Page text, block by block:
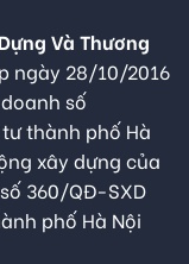
Và Thương
ngày 28/10/2016
số
thành phố Hà
xây dựng của
360/QĐ-SXD
phố Hà Nội